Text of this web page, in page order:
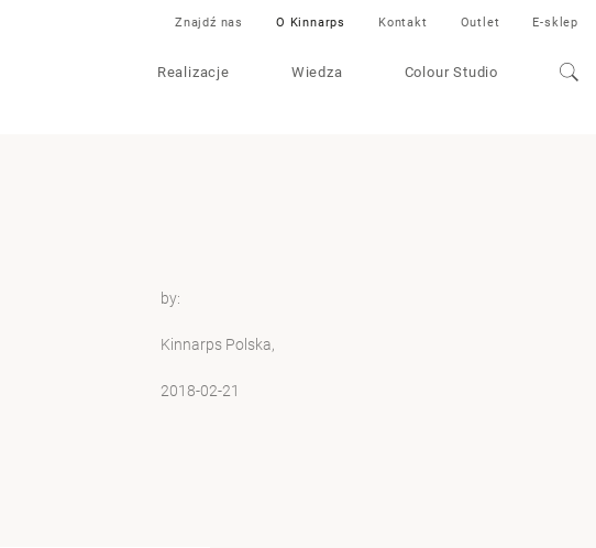
Realizacje Wiedza Colour Studio
Znajdź nas O Kinnarps Kontakt Outlet E-sklep
by:
Kinnarps Polska,
2018-02-21